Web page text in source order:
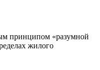
принципом «разумной
жилого